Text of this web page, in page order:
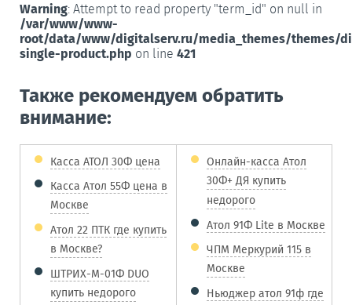
Warning: Attempt to read property "term_id" on null in
/var/www/www-
root/data/www/digitalserv.ru/media_themes/themes/
single-product.php on line 421
Также рекомендуем обратить
внимание:
Касса АТОЛ 30Ф цена
Касса Атол 55Ф цена в
Москве
Атол 22 ПТК где купить
в Москве?
ШТРИХ-М-01Ф DUO
купить недорого
Онлайн-касса Атол
30Ф+ ДЯ купить
недорого
Атол 91Ф Lite в Москве
ЧПМ Меркурий 115 в
Москве
Ньюджер атол 91ф где